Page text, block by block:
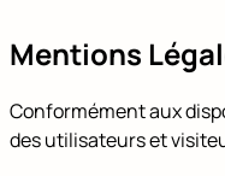
Mentions
Conformément aux
des utilisateurs et